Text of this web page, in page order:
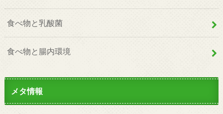
食べ物と乳酸菌
食べ物と腸内環境
メタ情報